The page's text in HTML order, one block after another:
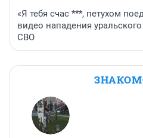
«Я тебя счас ***, петухом
видео нападения
СВО